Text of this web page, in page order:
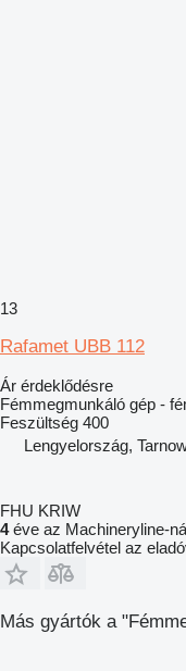
13
Rafamet UBB 112
Ár érdeklődésre
Fémmegmunkáló gép -
Feszültség 400
Lengyelország,
FHU KRIW
4éve az Machineryline-
Kapcsolatfelvétel az
Más gyártók a